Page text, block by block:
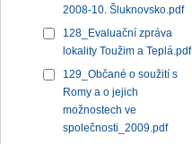
2008-10. Šluknovsko.pdf
128_Evaluační zpráva
lokality Toužim a Teplá.pdf
129_Občané o soužití s
Romy a o jejich
možnostech ve
společnosti_2009.pdf